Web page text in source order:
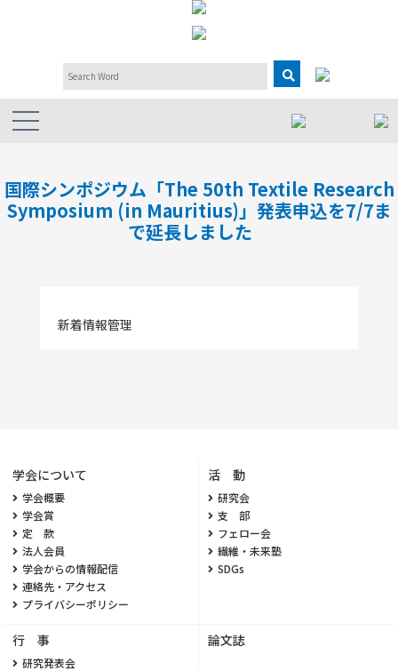
国際シンポジウム「The 50th Textile Research
Symposium (in Mauritius)」発表申込を7/7ま
で延長しました
新着情報管理
学会について
学会概要
学会賞
定 款
法人会員
学会からの情報配信
連絡先・アクセス
プライバシーポリシー
活 動
研究会
支 部
フェロー会
繊維・未来塾
SDGs
行 事
研究発表会
論文誌